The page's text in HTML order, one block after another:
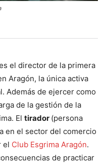
el director de la primera
Aragón, la única activa
Además de ejercer como
de la gestión de la
El tirador (persona
en el sector del comercio
el Club Esgrima Aragón.
de practicar